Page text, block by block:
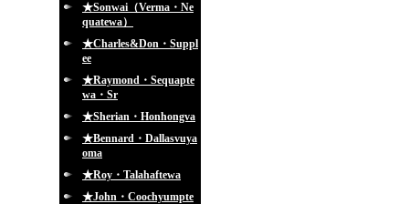
★Sonwai（Verma・Ne
quatewa）
★Charles&Don・Suppl
ee
★Raymond・Sequapte
wa・Sr
★Sherian・Honhongva
★Bennard・Dallasvuya
oma
★Roy・Talahaftewa
★John・Coochyumpte